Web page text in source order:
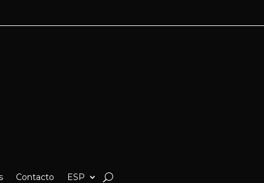
Contacto ESP